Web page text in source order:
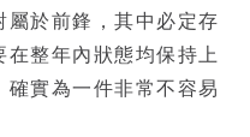
於前鋒，其中必定存
整年內狀態均保持上
實為一件非常不容易